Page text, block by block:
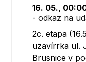
16. 05.,
-odkaz na
2c. etapa
uzavírrka ul.
Brusnice v